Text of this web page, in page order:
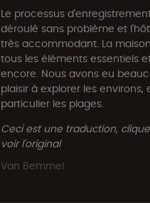
Le processus
déroulé sans problème et
très accommodant. La
tous les éléments essentiels
encore. Nous avons eu
plaisir à explorer les environs,
particulier les plages.
Ceci est une traduction,
voir l'original
Van Bemmel